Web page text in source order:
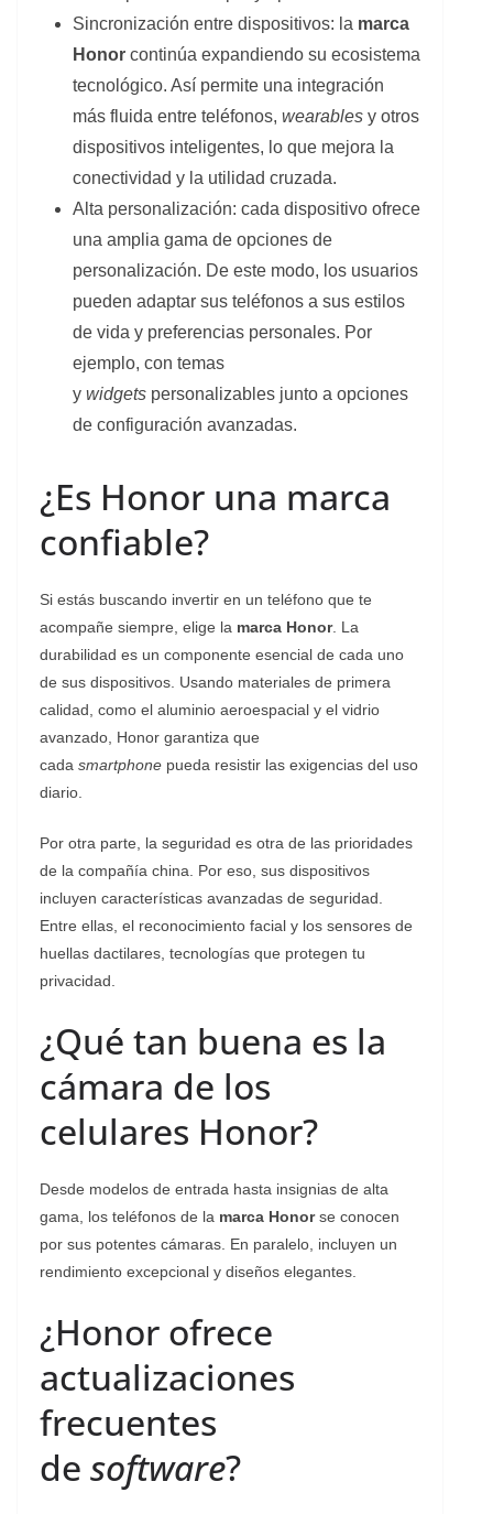
Sincronización entre dispositivos: la marca
Honor continúa expandiendo su ecosistema
tecnológico. Así permite una integración
más fluida entre teléfonos, wearables y otros
dispositivos inteligentes, lo que mejora la
conectividad y la utilidad cruzada.
Alta personalización: cada dispositivo ofrece
una amplia gama de opciones de
personalización. De este modo, los usuarios
pueden adaptar sus teléfonos a sus estilos
de vida y preferencias personales. Por
ejemplo, con temas
y widgets personalizables junto a opciones
de configuración avanzadas.
¿Es Honor una marca
confiable?
Si estás buscando invertir en un teléfono que te
acompañe siempre, elige la marca Honor. La
durabilidad es un componente esencial de cada uno
de sus dispositivos. Usando materiales de primera
calidad, como el aluminio aeroespacial y el vidrio
avanzado, Honor garantiza que
cada smartphone pueda resistir las exigencias del uso
diario.
Por otra parte, la seguridad es otra de las prioridades
de la compañía china. Por eso, sus dispositivos
incluyen características avanzadas de seguridad.
Entre ellas, el reconocimiento facial y los sensores de
huellas dactilares, tecnologías que protegen tu
privacidad.
¿Qué tan buena es la
cámara de los
celulares Honor?
Desde modelos de entrada hasta insignias de alta
gama, los teléfonos de la marca Honorse conocen
por sus potentes cámaras. En paralelo, incluyen un
rendimiento excepcional y diseños elegantes.
¿Honor ofrece
actualizaciones
frecuentes
de software?